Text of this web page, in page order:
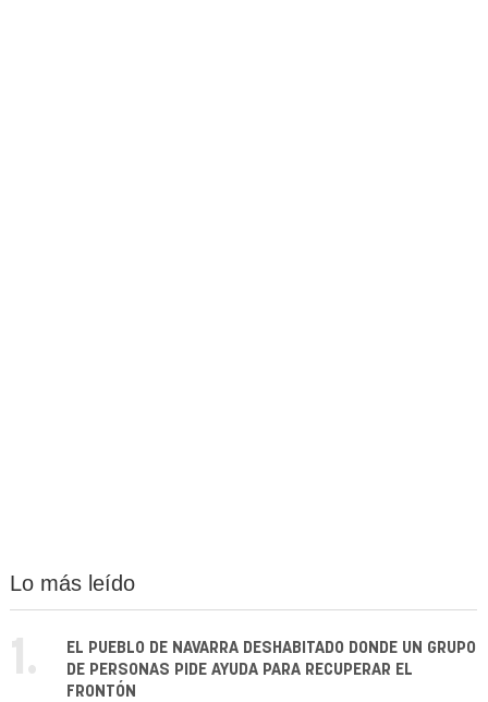
Lo más leído
1.
EL PUEBLO DE NAVARRA DESHABITADO DONDE UN GRUPO
DE PERSONAS PIDE AYUDA PARA RECUPERAR EL
FRONTÓN